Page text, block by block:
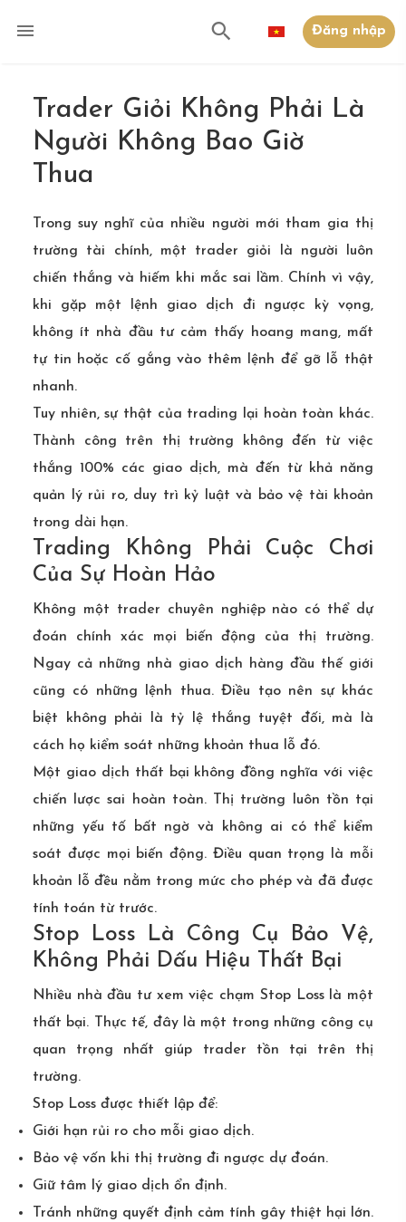
Đăng nhập
Trader Giỏi Không Phải Là
Người Không Bao Giờ
Thua
Trong suy nghĩ của nhiều người mới tham gia thị
trường tài chính, một trader giỏi là người luôn
chiến thắng và hiếm khi mắc sai lầm. Chính vì vậy,
khi gặp một lệnh giao dịch đi ngược kỳ vọng,
không ít nhà đầu tư cảm thấy hoang mang, mất
tự tin hoặc cố gắng vào thêm lệnh để gỡ lỗ thật
nhanh.
Tuy nhiên, sự thật của trading lại hoàn toàn khác.
Thành công trên thị trường không đến từ việc
thắng 100% các giao dịch, mà đến từ khả năng
quản lý rủi ro, duy trì kỷ luật và bảo vệ tài khoản
trong dài hạn.
Trading Không Phải Cuộc Chơi
Của Sự Hoàn Hảo
Không một trader chuyên nghiệp nào có thể dự
đoán chính xác mọi biến động của thị trường.
Ngay cả những nhà giao dịch hàng đầu thế giới
cũng có những lệnh thua. Điều tạo nên sự khác
biệt không phải là tỷ lệ thắng tuyệt đối, mà là
cách họ kiểm soát những khoản thua lỗ đó.
Một giao dịch thất bại không đồng nghĩa với việc
chiến lược sai hoàn toàn. Thị trường luôn tồn tại
những yếu tố bất ngờ và không ai có thể kiểm
soát được mọi biến động. Điều quan trọng là mỗi
khoản lỗ đều nằm trong mức cho phép và đã được
tính toán từ trước.
Stop Loss Là Công Cụ Bảo Vệ,
Không Phải Dấu Hiệu Thất Bại
Nhiều nhà đầu tư xem việc chạm Stop Loss là một
thất bại. Thực tế, đây là một trong những công cụ
quan trọng nhất giúp trader tồn tại trên thị
trường.
Stop Loss được thiết lập để:
Giới hạn rủi ro cho mỗi giao dịch.
Bảo vệ vốn khi thị trường đi ngược dự đoán.
Giữ tâm lý giao dịch ổn định.
Tránh những quyết định cảm tính gây thiệt hại lớn.